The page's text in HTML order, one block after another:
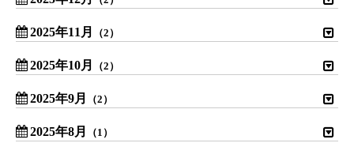
2025年11月 （2）
2025年10月 （2）
2025年9月 （2）
2025年8月 （1）